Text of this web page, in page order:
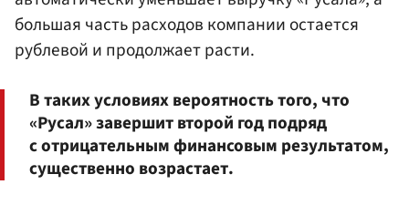
большая часть расходов компании остается
рублевой и продолжает расти.
В таких условиях вероятность того, что
«Русал» завершит второй год подряд
с отрицательным финансовым результатом,
существенно возрастает.